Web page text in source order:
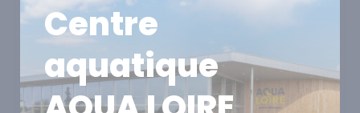
Centre
aquatique